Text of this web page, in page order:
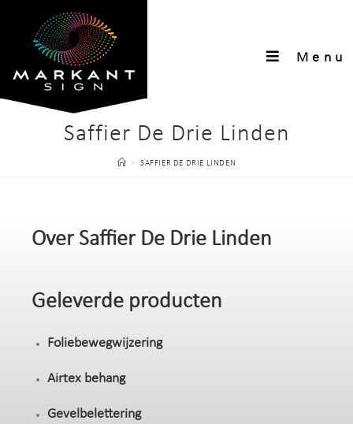
Menu
Saffier De Drie Linden
> SAFFIER DE DRIE LINDEN
Over Saffier De Drie Linden
Geleverde producten
Foliebewegwijzering
Airtex behang
Gevelbelettering